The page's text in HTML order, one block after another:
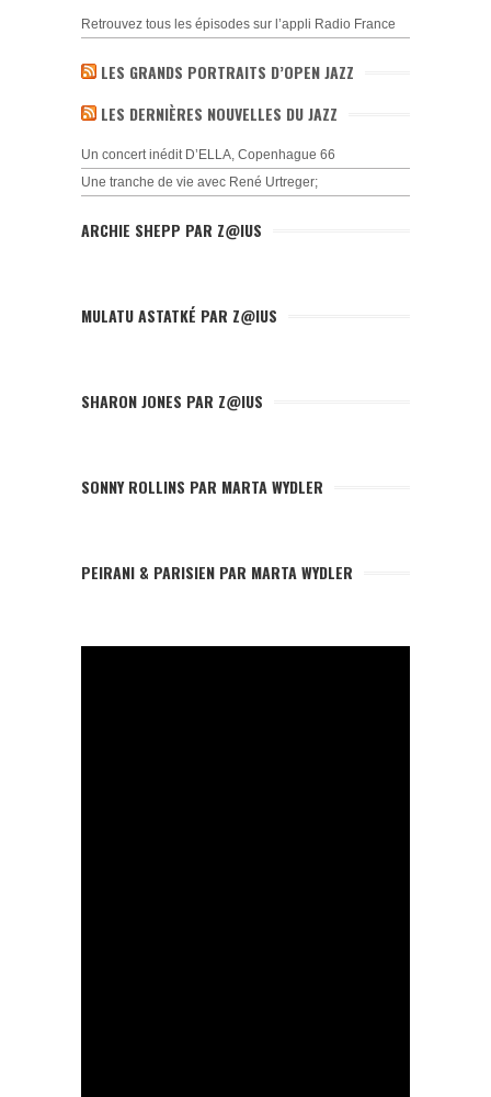
Retrouvez tous les épisodes sur l’appli Radio France
LES GRANDS PORTRAITS D’OPEN JAZZ
LES DERNIÈRES NOUVELLES DU JAZZ
Un concert inédit D’ELLA, Copenhague 66
Une tranche de vie avec René Urtreger;
ARCHIE SHEPP PAR Z@IUS
MULATU ASTATKÉ PAR Z@IUS
SHARON JONES PAR Z@IUS
SONNY ROLLINS PAR MARTA WYDLER
PEIRANI & PARISIEN PAR MARTA WYDLER